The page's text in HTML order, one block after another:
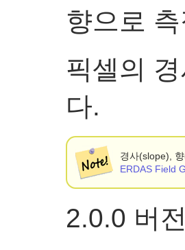
향으로
픽셀의
다.
경사(slope),
ERDAS Field
2.0.0 버